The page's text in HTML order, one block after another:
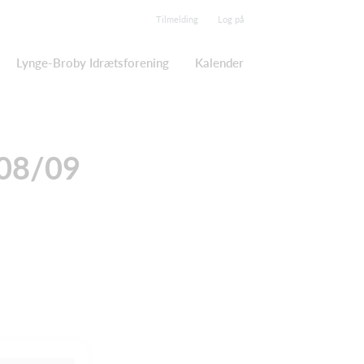
Tilmelding Log på
Lynge-Broby Idrætsforening Kalender
09